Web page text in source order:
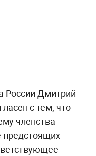
России Дмитрий
с тем, что
членства
предстоящих